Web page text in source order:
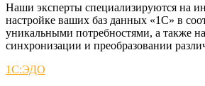
Наши эксперты специализируются на
настройке ваших баз данных «1С» в
уникальными потребностями, а также
синхронизации и преобразовании
1С:ЭДО